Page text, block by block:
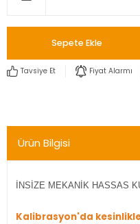
Sepete Ekle
Tavsiye Et Fiyat Alarmı
Ürün Bilgisi
İNSİZE MEKANİK HASSAS
Kalibrasyon'da